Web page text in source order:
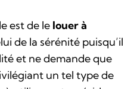
est de le louer à
de la sérénité puisqu’il
et ne demande que
un tel type de